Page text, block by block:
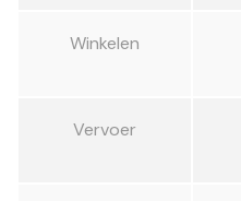
Winkelen
Vervoer